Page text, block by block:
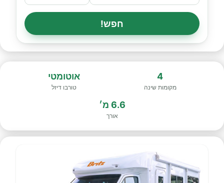
חפש!
4
מקומות שינה
אוטומטי
טורבו דיזל
6.6 מ׳
אורך